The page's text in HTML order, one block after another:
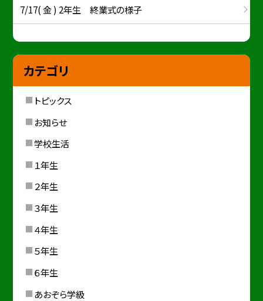
7/17( 金 ) 2年生 終業式の様子
カテゴリ
トピックス
お知らせ
学校生活
１年生
２年生
３年生
４年生
５年生
６年生
あおぞら学級